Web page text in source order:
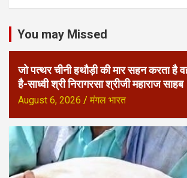
You may Missed
जो पत्थर चीनी हथौड़ी की मार सहन करता है
है-साध्वी श्री निरागरसा श्रीजी महाराज साहब
August 6, 2026 मंगल भारत